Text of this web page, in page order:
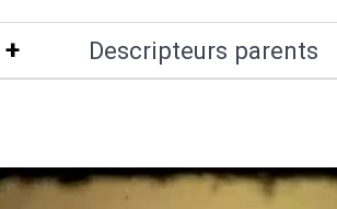
Haut de forme|Chapeau melon|
Canotier
Chapeau de paille|
|Bob|Cagoule|Béret|Bonnet|
Descripteurs parents